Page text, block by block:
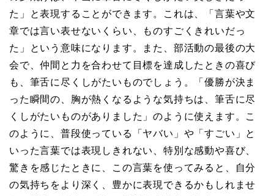
た」と表現することができます。これは、「言葉や文
章では言い表せないくらい、ものすごくきれいだっ
た」という意味になります。また、部活動の最後の大
会で、仲間と力を合わせて目標を達成したときの喜び
も、筆舌に尽くしがたいものでしょう。「優勝が決ま
った瞬間の、胸が熱くなるような気持ちは、筆舌に尽
くしがたいものがありました」のように使えます。こ
のように、普段使っている「ヤバい」や「すごい」と
いった言葉では表現しきれない、特別な感動や喜び、
驚きを感じたときに、この言葉を使ってみると、自分
の気持ちをより深く、豊かに表現できるかもしれませ